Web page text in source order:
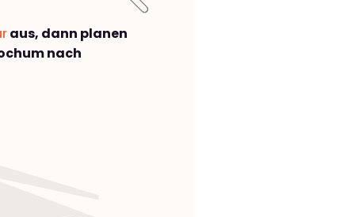
aus, dann planen
nach